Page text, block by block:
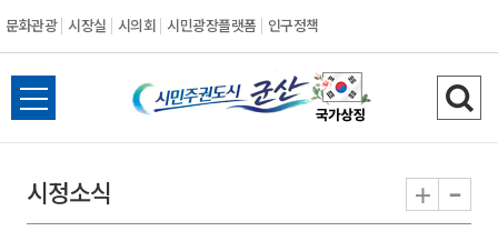
문화관광 시장실 시의회 시민광장플랫폼 인구정책
시
민
전
체
뉴
열
검
색
기
시정소식 + -